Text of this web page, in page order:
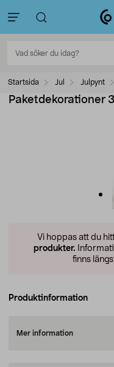
Startsida Jul Julpynt
Paketdekorationer
Vi hoppas att du
produkter.
finns
Produktinformation
Mer information